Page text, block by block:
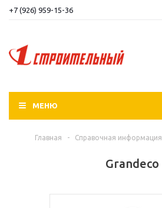
+7 (926) 959-15-36
МЕНЮ
Главная - Справочная информация
Grandeco